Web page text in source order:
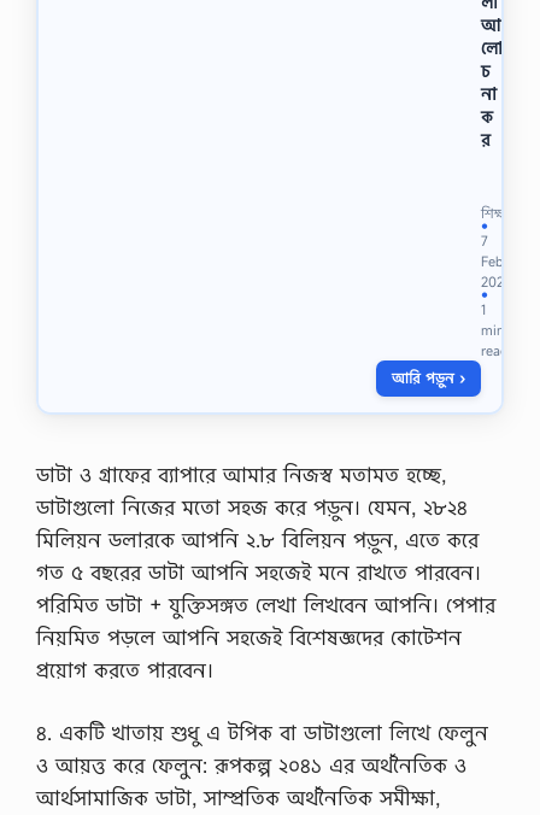
র
এ
ম
সি
কি
উ
…
আ
লাে
চ
না
ক
র
স
ফ
র
ম
ব্য
ব
হা
রে
র
)
শিক্ষা
●
7
Feb
2021
●
1
min
read
আরি পড়ুন ›
ডাটা ও গ্রাফের ব্যাপারে আমার নিজস্ব মতামত হচ্ছে,
ডাটাগুলো নিজের মতো সহজ করে পড়ুন। যেমন, ২৮২৪
মিলিয়ন ডলারকে আপনি ২.৮ বিলিয়ন পড়ুন, এতে করে
গত ৫ বছরের ডাটা আপনি সহজেই মনে রাখতে পারবেন।
পরিমিত ডাটা + যুক্তিসঙ্গত লেখা লিখবেন আপনি। পেপার
নিয়মিত পড়লে আপনি সহজেই বিশেষজ্ঞদের কোটেশন
প্রয়োগ করতে পারবেন।
৪. একটি খাতায় শুধু এ টপিক বা ডাটাগুলো লিখে ফেলুন
ও আয়ত্ত করে ফেলুন: রূপকল্প ২০৪১ এর অর্থনৈতিক ও
আর্থসামাজিক ডাটা, সাম্প্রতিক অর্থনৈতিক সমীক্ষা,